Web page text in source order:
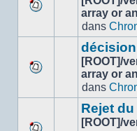
nouveau
message
joint(s)
array or
dans
nouveau
message
[ROOT]/
array or
dans
Rejet
[ROOT]/